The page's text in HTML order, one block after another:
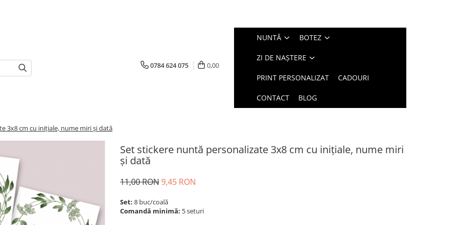
0784 624 075 0,00
NUNTĂ BOTEZ
ZI DE NAȘTERE
PRINT PERSONALIZAT CADOURI
CONTACT BLOG
3x8 cm cu inițiale, nume miri și dată
Set stickere nuntă personalizate 3x8 cm cu inițiale, nume miri
și dată
11,00 RON9,45 RON
Set: 8 buc/coală
Comandă minimă: 5 seturi